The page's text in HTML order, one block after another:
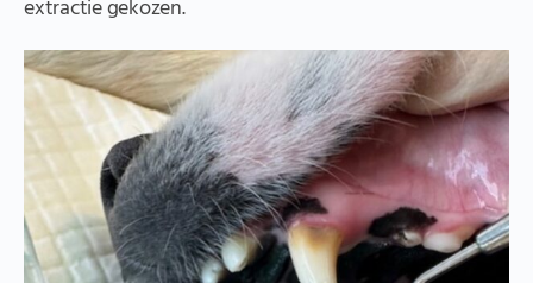
extractie gekozen.